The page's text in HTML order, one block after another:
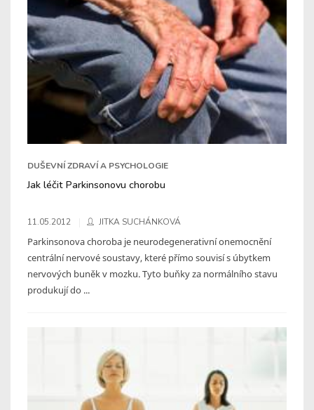
DUŠEVNÍ ZDRAVÍ A PSYCHOLOGIE
Jak léčit Parkinsonovu chorobu
11.05.2012 JITKA SUCHÁNKOVÁ
Parkinsonova choroba je neurodegenerativní onemocnění
centrální nervové soustavy, které přímo souvisí s úbytkem
nervových buněk v mozku. Tyto buňky za normálního stavu
produkují do ...